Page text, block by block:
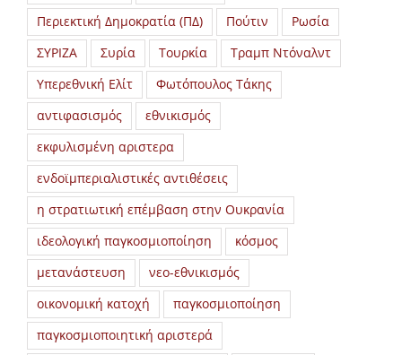
Περιεκτική Δημοκρατία (ΠΔ)
Πούτιν
Ρωσία
ΣΥΡΙΖΑ
Συρία Τουρκία
Τραμπ Ντόναλντ
Υπερεθνική Ελίτ
Φωτόπουλος Τάκης
αντιφασισμός
εθνικισμός
εκφυλισμένη αριστερα
ενδοϊμπεριαλιστικές αντιθέσεις
η στρατιωτική επέμβαση στην Ουκρανία
ιδεολογική παγκοσμιοποίηση
κόσμος
μετανάστευση
νεο-εθνικισμός
οικονομική κατοχή
παγκοσμιοποίηση
παγκοσμιοποιητική αριστερά